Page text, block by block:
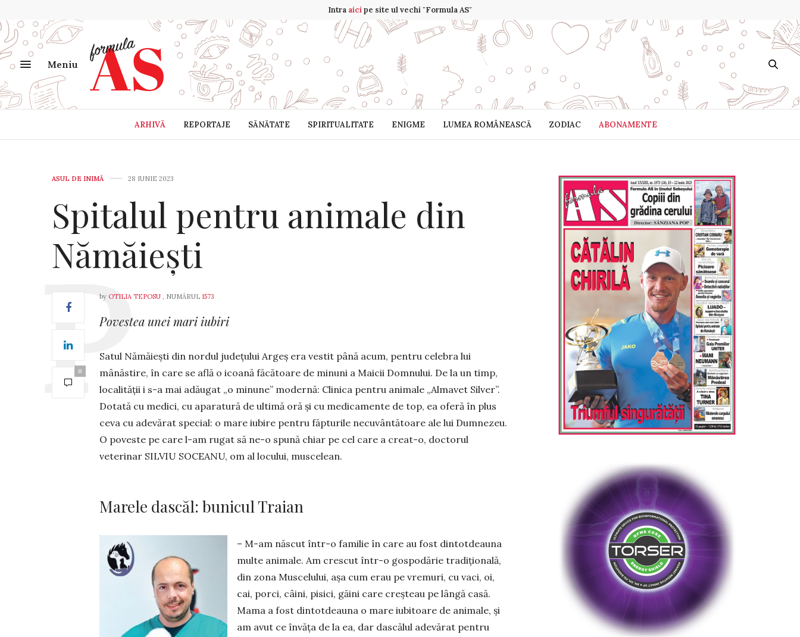
Intra aicipe site ul vechi "Formula AS"
Meniu
ARHIVĂ REPORTAJE SĂNĂTATE SPIRITUALITATE ENIGME LUMEA ROMÂNEASCĂ ZODIAC ABONAMENTE
ASUL DE INIMĂ 28 IUNIE 2023
Spitalul pentru animale din
Nămăiești
0
by OTILIA TEPOSU , NUMĂRUL 1573
Povestea unei mari iubiri
Satul Nămăiești din nordul județului Ar­geș era vestit până acum, pentru ce­lebra lui
mânăstire, în care se află o icoană fă­că­toare de minuni a Maicii Domnului. De la un timp,
localității i s-a mai adăugat „o minune” mo­dernă: Clinica pentru animale „Almavet Silver”.
Dotată cu medici, cu apa­ra­tură de ultimă oră și cu medi­camente de top, ea oferă în plus
ceva cu ade­vărat spe­cial: o mare iubire pentru făp­turile necuvântă­toa­re ale lui Dumnezeu.
O poveste pe care l-am ru­gat să ne-o spună chiar pe cel care a creat-o, doc­torul
veterinar SILVIU SO­CEA­NU, om al lo­cului, muscelean.
Marele dascăl: bunicul Traian
– M-am născut într-o familie în care au fost din­totdeauna
multe animale. Am crescut într-o gospo­dărie tradițională,
din zona Muscelului, așa cum erau pe vremuri, cu vaci, oi,
cai, porci, câini, pisici, găini care creșteau pe lângă casă.
Mama a fost dintot­deauna o mare iubitoare de animale, și
am avut ce învăța de la ea, dar dascălul adevărat pentru